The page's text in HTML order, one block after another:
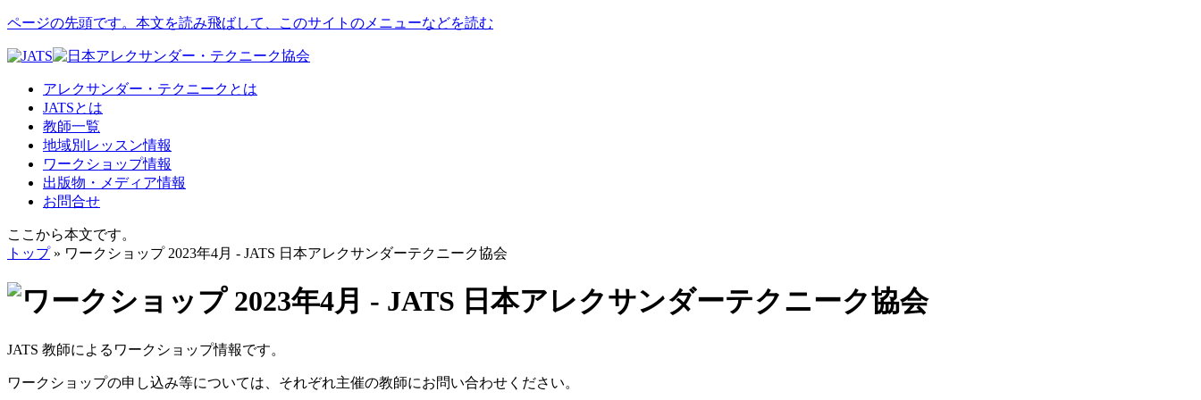
ページの先頭です。本文を読み飛ばして、このサイトのメニューなどを読む
アレクサンダー・テクニークとは
JATSとは
教師一覧
地域別レッスン情報
ワークショップ情報
出版物・メディア情報
お問合せ
ここから本文です。
トップ» ワークショップ 2023年4月 - JATS 日本アレクサンダーテクニーク協会
JATS 教師によるワークショップ情報です。
ワークショップの申し込み等については、それぞれ主催の教師にお問い合わせください。